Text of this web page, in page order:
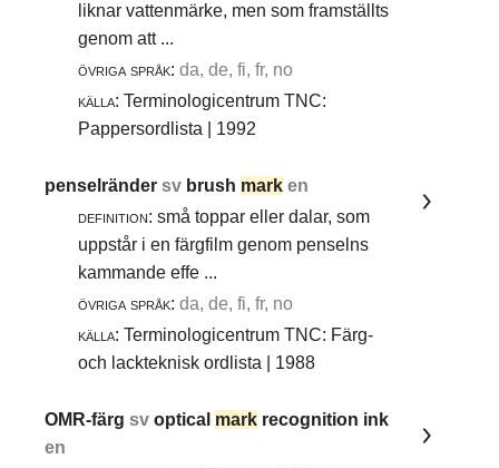
liknar vattenmärke, men som framställts
genom att ...
övriga språk: da, de, fi, fr, no
källa: Terminologicentrum TNC:
Pappersordlista | 1992
penselrändersv brush mark en
definition: små toppar eller dalar, som
uppstår i en färgfilm genom penselns
kammande effe ...
övriga språk: da, de, fi, fr, no
källa: Terminologicentrum TNC: Färg-
och lackteknisk ordlista | 1988
OMR-färgsvoptical mark recognition ink
en